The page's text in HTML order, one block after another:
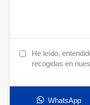
He leído,
recogidas en
WhatsApp